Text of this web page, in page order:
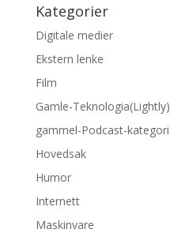
Kategorier
Digitale medier
Ekstern lenke
Film
Gamle-Teknologia(Lightly)
gammel-Podcast-kategori
Hovedsak
Humor
Internett
Maskinvare